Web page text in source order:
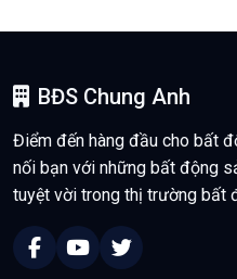
BĐS Chung Anh
Điểm đến hàng đầu cho bất
nối bạn với những bất động
tuyệt vời trong thị trường bất